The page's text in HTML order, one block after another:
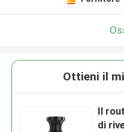
Ottieni il
Il
di